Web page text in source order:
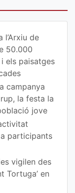
de
50.000
els paisatges
campanya
la festa la
jove
participants
vigilen des
Tortuga’ en